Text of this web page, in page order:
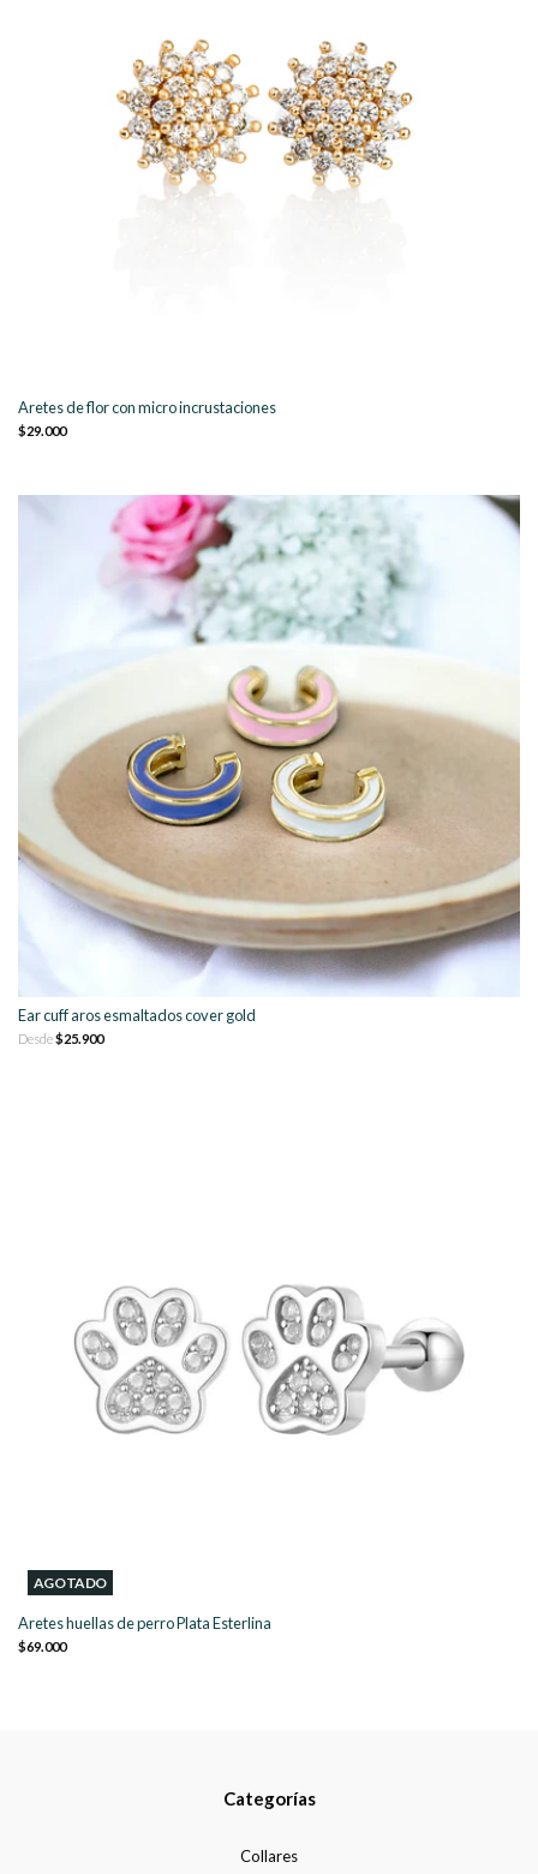
Aretes de flor con micro incrustaciones
$29.000
Ear cuff aros esmaltados cover gold
Desde$25.900
AGOTADO
Aretes huellas de perro Plata Esterlina
$69.000
Categorías
Collares